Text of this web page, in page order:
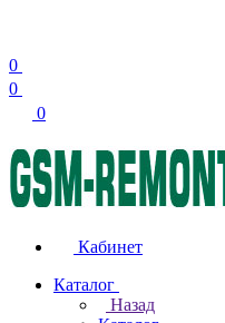
0
0
0
Кабинет
Каталог
Назад